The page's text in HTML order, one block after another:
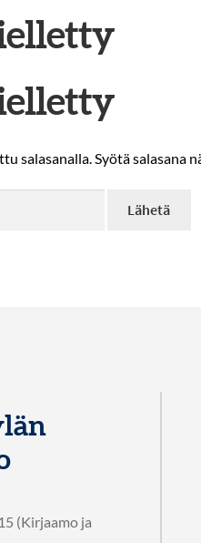
salasanalla. Syötä salasana
(Kirjaamo ja